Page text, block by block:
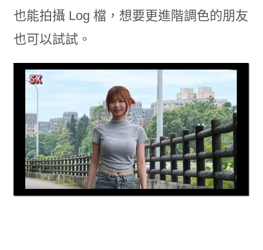
也能拍攝 Log 檔，想要更進階調色的朋友
也可以試試。